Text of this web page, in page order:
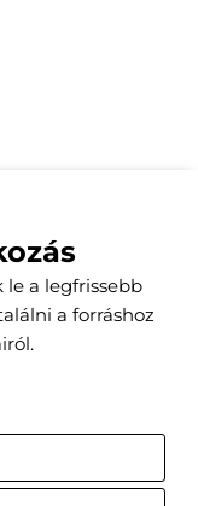
a legfrissebb
a forráshoz